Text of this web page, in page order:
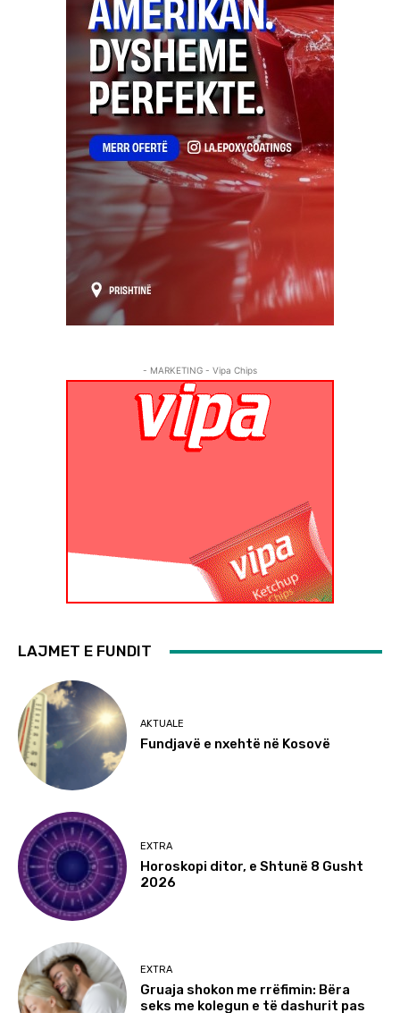
- MARKETING - Vipa Chips
LAJMET E FUNDIT
AKTUALE
Fundjavë e nxehtë në Kosovë
EXTRA
Horoskopi ditor, e Shtunë 8 Gusht
2026
EXTRA
Gruaja shokon me rrëfimin: Bëra
seks me kolegun e të dashurit pas